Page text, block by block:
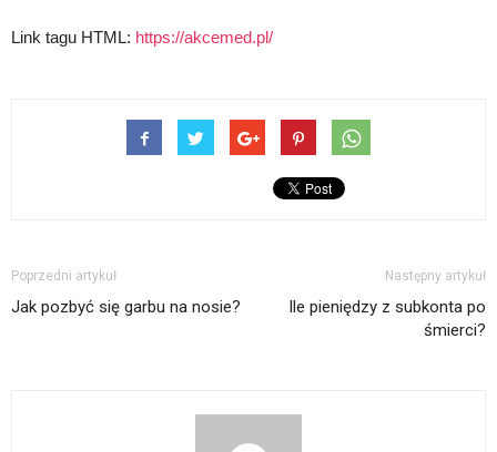
Link tagu HTML: https://akcemed.pl/
Poprzedni artykuł
Jak pozbyć się garbu na nosie?
Następny artykuł
Ile pieniędzy z subkonta po
śmierci?